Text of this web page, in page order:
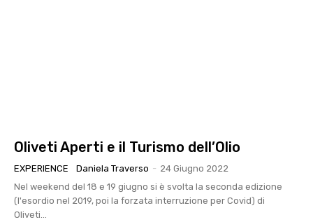
Oliveti Aperti e il Turismo dell’Olio
EXPERIENCE Daniela Traverso - 24 Giugno 2022
Nel weekend del 18 e 19 giugno si è svolta la seconda edizione
(l'esordio nel 2019, poi la forzata interruzione per Covid) di
Oliveti...